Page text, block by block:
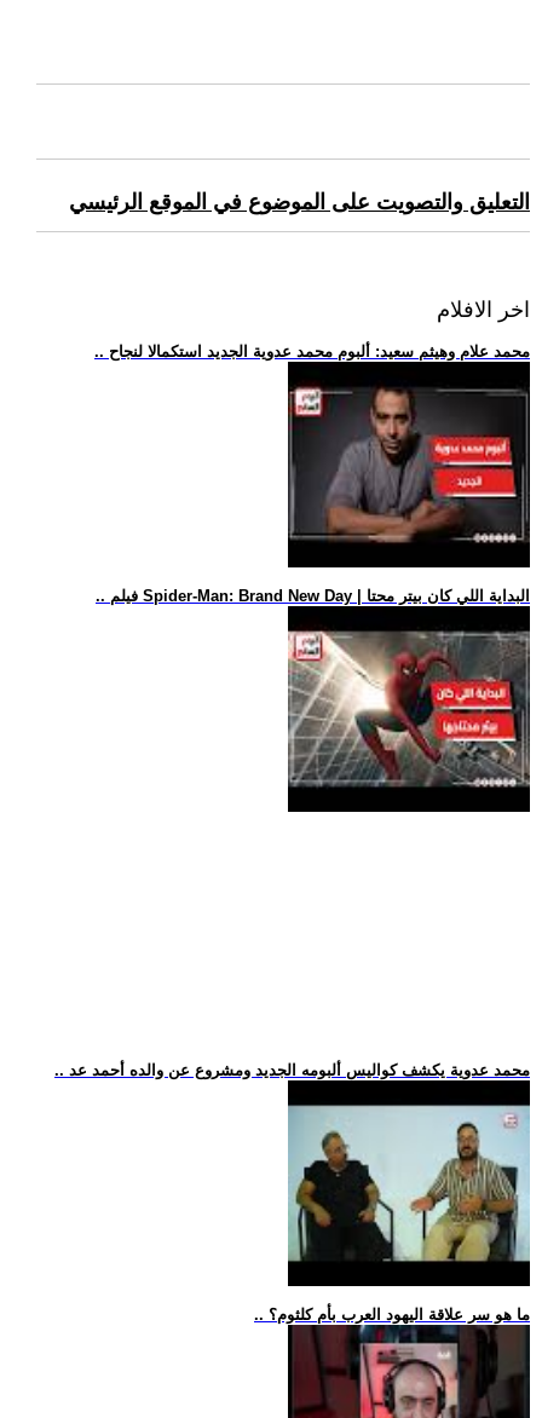
التعليق والتصويت على الموضوع في الموقع الرئيسي
اخر الافلام
.. محمد علام وهيثم سعيد: ألبوم محمد عدوية الجديد استكمالا لنجاح
.. فيلم Spider-Man: Brand New Day | البداية اللي كان بيتر محتا
.. محمد عدوية يكشف كواليس ألبومه الجديد ومشروع عن والده أحمد عد
.. ما هو سر علاقة اليهود العرب بأم كلثوم؟